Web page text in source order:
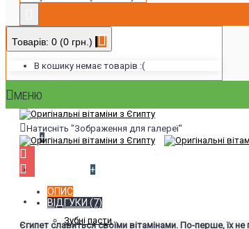
Товарів: 0 (0 грн.)
В кошику немає товарів :(
МЕНЮ
+
+
Доглядова косметика
Зубні пасти
Натисніть "Зображення для галереї"
ОПИС
ВІДГУКИ (7)
Єгипет славиться своїми вітамінами. По-перше, їх